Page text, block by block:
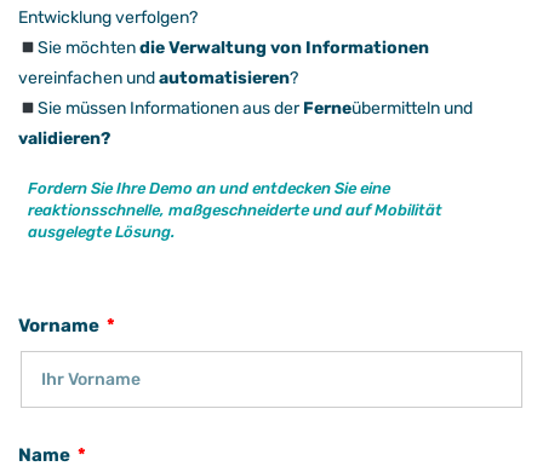
Entwicklung verfolgen?
Sie möchtendie Verwaltung von Informationen
vereinfachen undautomatisieren?
Sie müssen Informationen aus derFerneübermitteln und
validieren?
Fordern Sie Ihre Demo an und entdecken Sie eine
reaktionsschnelle, maßgeschneiderte und auf Mobilität
ausgelegte Lösung.
Vorname
Name